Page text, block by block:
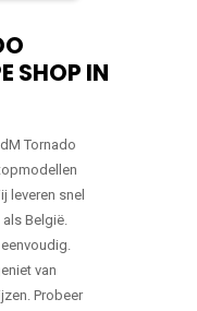
SHOP IN
Tornado
leveren snel
België.
van
Probeer